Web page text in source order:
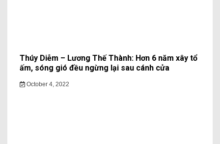
Thúy Diễm – Lương Thế Thành: Hơn 6 năm xây tổ
ấm, sóng gió đều ngừng lại sau cánh cửa
October 4, 2022